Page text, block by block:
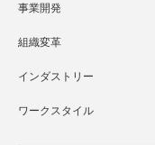
事業開発
組織変革
インダストリー
ワークスタイル